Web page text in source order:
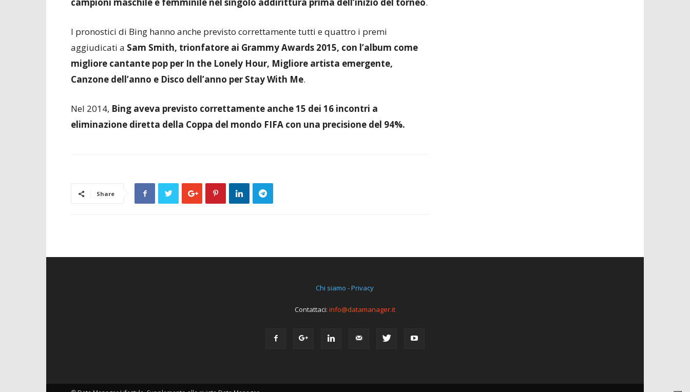
I pronostici di Bing hanno anche previsto correttamente tutti e quattro i premi
aggiudicati a Sam Smith, trionfatore ai Grammy Awards 2015, con l’album come
migliore cantante pop per In the Lonely Hour, Migliore artista emergente,
Canzone dell’anno e Disco dell’anno per Stay With Me.
Nel 2014, Bing aveva previsto correttamente anche 15 dei 16 incontri a
eliminazione diretta della Coppa del mondo FIFA con una precisione del 94%.
Share
Chi siamo - Privacy
Contattaci: info@datamanager.it